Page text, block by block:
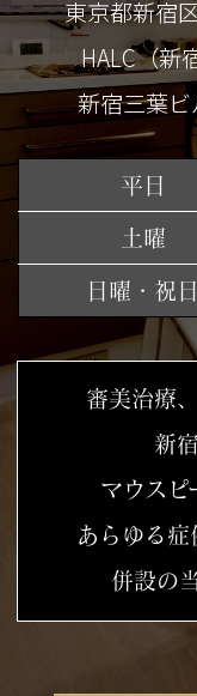
東京都新宿区
HALC（新
新宿三葉
平日
土曜
日曜・祝日
審美治療
新
マウスピ
あらゆる
併設の